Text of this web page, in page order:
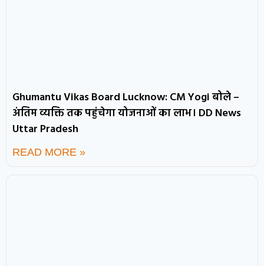
Ghumantu Vikas Board Lucknow: CM Yogi बोले –
अंतिम व्यक्ति तक पहुंचेगा योजनाओं का लाभ। DD News
Uttar Pradesh
READ MORE »